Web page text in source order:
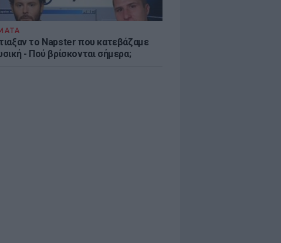
το Napster που κατεβάζαμε
- Πού βρίσκονται σήμερα;